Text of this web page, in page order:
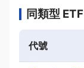
同類型 ETF
代號